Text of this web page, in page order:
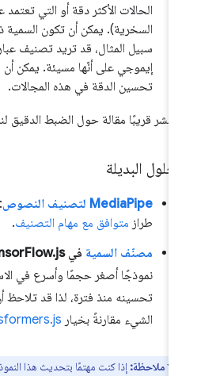
الحالات الأكثر دقة أو التي تعتمد
السخرية). يمكن أن تكون السمية
سبيل المثال، قد تريد تصنيف
إيموجي على أنّها مسيئة. يمكن أن
تحسين الدقة في هذه المجالات.
قريبًا مقالة حول الضبط الدقيق
البديلة
‫MediaPipe لتصنيف النصوص
:
طرازمتوافق مع مهام التصنيف.
مصنّف السميةفي TensorFlow.js
نموذجًا أصغر حجمًا وأسرع في
تحسينه منذ فترة، لذا قد تلاحظ أنّ
الشيء مقارنةً بخيار
ملاحظة:إذا كنت مهتمًا بتحديث هذا النموذج